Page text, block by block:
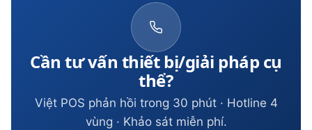
Cần tư vấn thiết bị/giải pháp cụ
thể?
Việt POS phản hồi trong 30 phút · Hotline 4
vùng · Khảo sát miễn phí.